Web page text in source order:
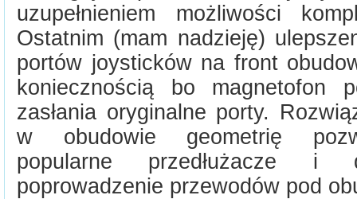
uzupełnieniem możliwości
Ostatnim (mam nadzieję)
portów joysticków na front
koniecznością bo magnetofon
zasłania oryginalne porty.
w obudowie geometrię
popularne przedłużacze i
poprowadzenie przewodów pod